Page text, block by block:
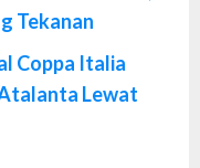
Tekanan
Coppa Italia
Lewat